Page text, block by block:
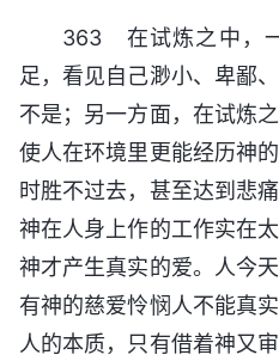
363 在试炼之中，
足，看见自己渺小、卑鄙
不是；另一方面，在试炼
使人在环境里更能经历神
时胜不过去，甚至达到悲
神在人身上作的工作实在
神才产生真实的爱。人今
有神的慈爱怜悯人不能真
人的本质，只有借着神又